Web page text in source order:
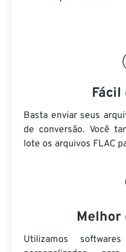
Fácil
Basta enviar seus
de conversão. Você
lote os arquivos FLAC
Melhor
Utilizamos